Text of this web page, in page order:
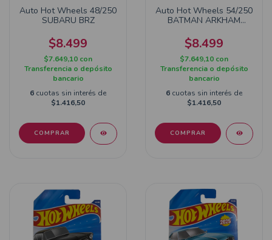
Auto Hot Wheels 48/250
SUBARU BRZ
$8.499
$7.649,10 con
Transferencia o depósito
bancario
6 cuotas sin interés de
$1.416,50
Auto Hot Wheels 54/250
BATMAN ARKHAM
$8.499
$7.649,10 con
Transferencia o depósito
bancario
6 cuotas sin interés de
$1.416,50